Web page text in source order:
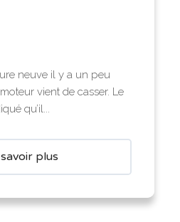
neuve il y a un peu
vient de casser. Le
qu’il...
plus